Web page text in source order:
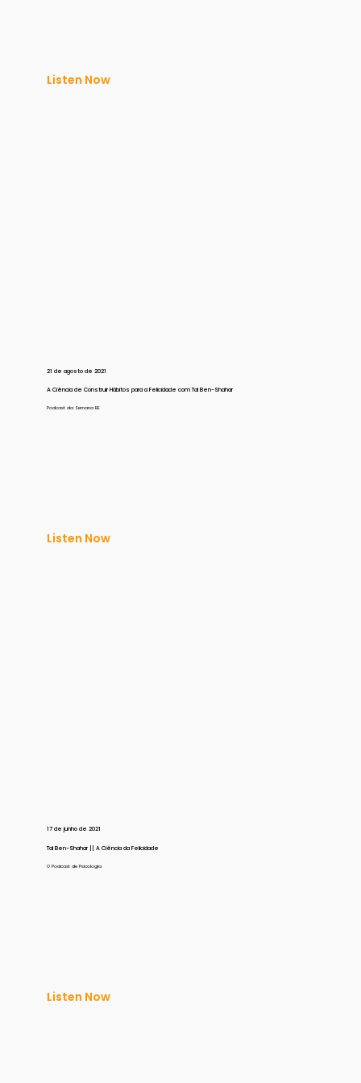
Listen Now
21 de agosto de 2021
A Ciência de Construir Hábitos para a Felicidade com Tal Ben-Shahar
Podcast da Semana BE
Listen Now
17 de junho de 2021
Tal Ben-Shahar || A Ciência da Felicidade
O Podcast de Psicologia
Listen Now